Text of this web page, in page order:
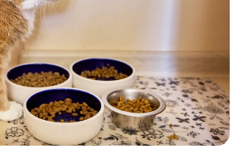
Saúde